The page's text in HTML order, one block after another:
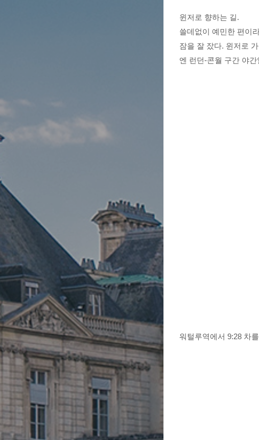
윈저로 향하는 길.
쓸데없이 예민한 편이
잠을 잘 잤다. 윈저로
엔 런던-콘월 구간 야
워털루역에서 9:28 차